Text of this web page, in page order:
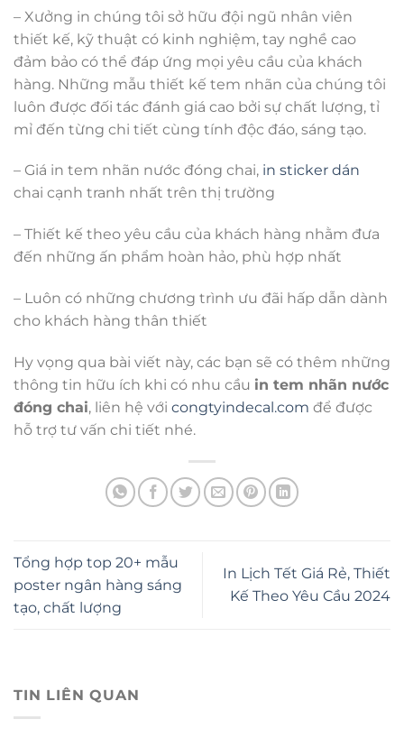
– Xưởng in chúng tôi sở hữu đội ngũ nhân viên
thiết kế, kỹ thuật có kinh nghiệm, tay nghề cao
đảm bảo có thể đáp ứng mọi yêu cầu của khách
hàng. Những mẫu thiết kế tem nhãn của chúng tôi
luôn được đối tác đánh giá cao bởi sự chất lượng, tỉ
mỉ đến từng chi tiết cùng tính độc đáo, sáng tạo.
– Giá in tem nhãn nước đóng chai, in sticker dán
chai cạnh tranh nhất trên thị trường
– Thiết kế theo yêu cầu của khách hàng nhằm đưa
đến những ấn phẩm hoàn hảo, phù hợp nhất
– Luôn có những chương trình ưu đãi hấp dẫn dành
cho khách hàng thân thiết
Hy vọng qua bài viết này, các bạn sẽ có thêm những
thông tin hữu ích khi có nhu cầu in tem nhãn nước
đóng chai, liên hệ với congtyindecal.com để được
hỗ trợ tư vấn chi tiết nhé.
Tổng hợp top 20+ mẫu
poster ngân hàng sáng
tạo, chất lượng
In Lịch Tết Giá Rẻ, Thiết
Kế Theo Yêu Cầu 2024
TIN LIÊN QUAN